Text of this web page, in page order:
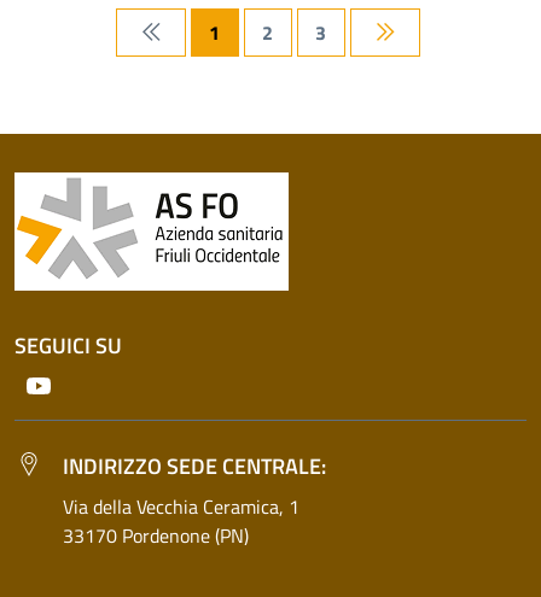
Prima pagina
1 2 3 Ultima pagina
SEGUICI SU
INDIRIZZO SEDE CENTRALE:
Via della Vecchia Ceramica, 1
33170 Pordenone (PN)